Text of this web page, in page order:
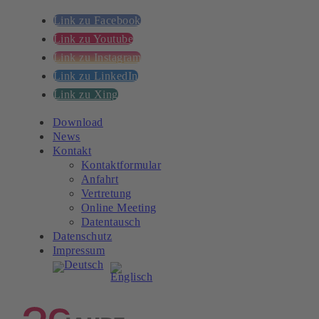
Link zu Facebook
Link zu Youtube
Link zu Instagram
Link zu LinkedIn
Link zu Xing
Download
News
Kontakt
Kontaktformular
Anfahrt
Vertretung
Online Meeting
Datentausch
Datenschutz
Impressum